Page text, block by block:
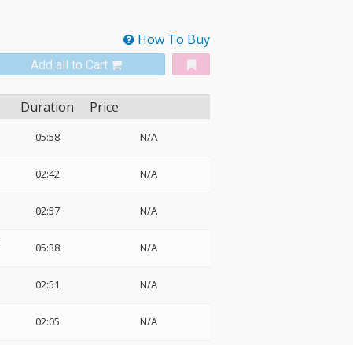
How To Buy
Add all to Cart
Duration Price
05:58 N/A
02:42 N/A
02:57 N/A
05:38 N/A
02:51 N/A
02:05 N/A